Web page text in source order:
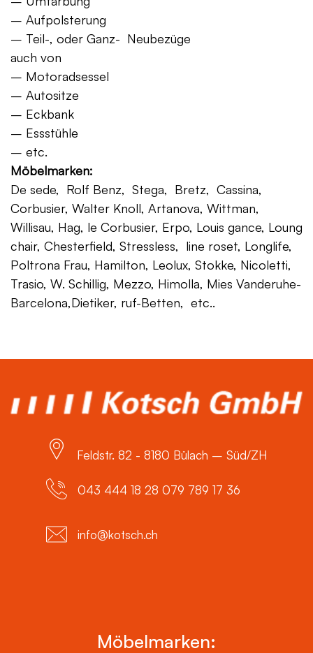
– Aufpolsterung
– Teil-, oder Ganz- Neubezüge
auch von
– Motoradsessel
– Autositze
– Eckbank
– Essstühle
– etc.
Möbelmarken:
De sede, Rolf Benz, Stega, Bretz, Cassina,
Corbusier, Walter Knoll, Artanova, Wittman,
Willisau, Hag, le Corbusier, Erpo, Louis gance, Loung
chair, Chesterfield, Stressless, line roset, Longlife,
Poltrona Frau, Hamilton, Leolux, Stokke, Nicoletti,
Trasio, W. Schillig, Mezzo, Himolla, Mies Vanderuhe-
Barcelona,Dietiker, ruf-Betten, etc..
Feldstr. 82 - 8180 Bülach – Süd/ZH
043 444 18 28 079 789 17 36
info@kotsch.ch
Möbelmarken: